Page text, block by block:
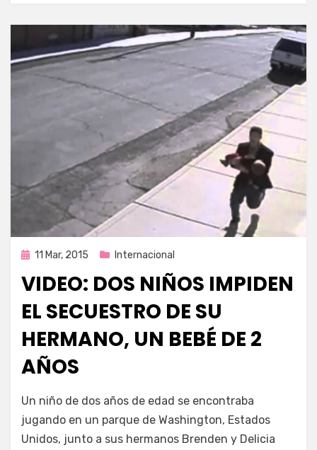
Publicada
11 Mar, 2015 Internacional
VIDEO: DOS NIÑOS IMPIDEN
EL SECUESTRO DE SU
HERMANO, UN BEBÉ DE 2
AÑOS
porEnrique
Un niño de dos años de edad se encontraba
jugando en un parque de Washington, Estados
Unidos, junto a sus hermanos Brenden y Delicia